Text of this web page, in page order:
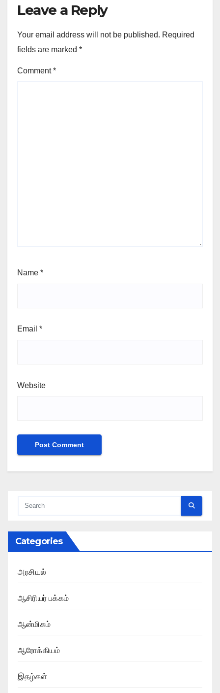
Leave a Reply
Your email address will not be published. Required
fields are marked *
Comment*
Name *
Email *
Website
Categories
அரசியல்
ஆசிரியர் பக்கம்
ஆன்மிகம்
ஆரோக்கியம்
இதழ்கள்